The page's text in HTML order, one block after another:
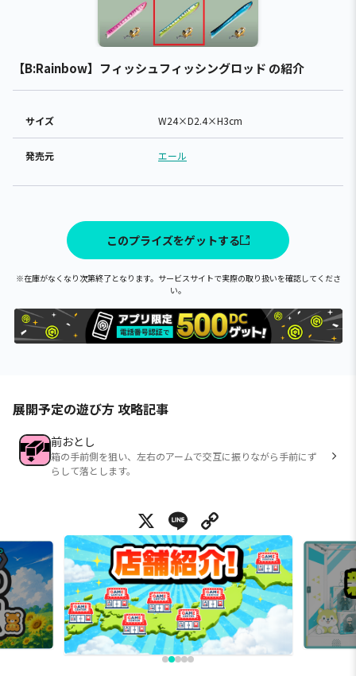
【B:Rainbow】フィッシュフィッシングロッド の紹介
サイズ W24×D2.4×H3cm
発売元 エール
このプライズをゲットする
※在庫がなくなり次第終了となります。サービスサイトで実際の取り扱いを確認してくださ
い。
展開予定の遊び方 攻略記事
前おとし
箱の手前側を狙い、左右のアームで交互に振りながら手前にず
らして落とします。
X Line